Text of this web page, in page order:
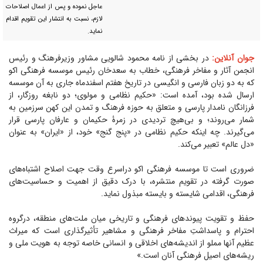
عاجل نموده و پس از اعمال اصلاحات
لازم، نسبت به انتشار این تقویم اقدام
نماید.
جوان آنلاین:در بخشی از نامه محمود شالویی مشاور وزیرفرهنگ و رئیس
انجمن آثار و مفاخر فرهنگی، خطاب به سعدخان رئیس موسسه فرهنگی اکو
که به دو زبان فارسی و انگیسی در تاریخ هفتم اسفندماه جاری به آن موسسه
ارسال شده بود، آمده است: «حکیم نظامی و مولوی؛ دو نابغه روزگار، از
فرزانگان نامدار پارسی و متعلق به حوزه فرهنگ و تمدن این کهن سرزمین به
شمار می‌روند؛ و بی‌هیچ تردیدی در زمرۀ حکیمان و عارفان پارسی قرار
می‌گیرند. چه اینکه حکیم نظامی در «پنج گنج» خود، از «ایران» به عنوان
«دل عالم» تعبیر می‌کند.
ضروری است تا موسسه فرهنگی اکو دراسرع وقت جهت اصلاح اشتباه‌های
صورت گرفته در تقویم منتشره، با درک دقیق از اهمیت و حساسیت‌های
فرهنگی، اقدامی شایسته و بایسته مبذول نماید.
حفظ و تقویت پیوند‌های فرهنگی و تاریخی میان ملت‌های منطقه، درگروه
احترام و پاسداشتِ مفاخر فرهنگی و مشاهیر تأثیرگذاری است که میراث
عظیم آنها مملو از اندیشه‌های اخلاقی و انسانی خاصه توجه به هویت ملی و
ریشه‌های اصیل فرهنگی آنان است.»